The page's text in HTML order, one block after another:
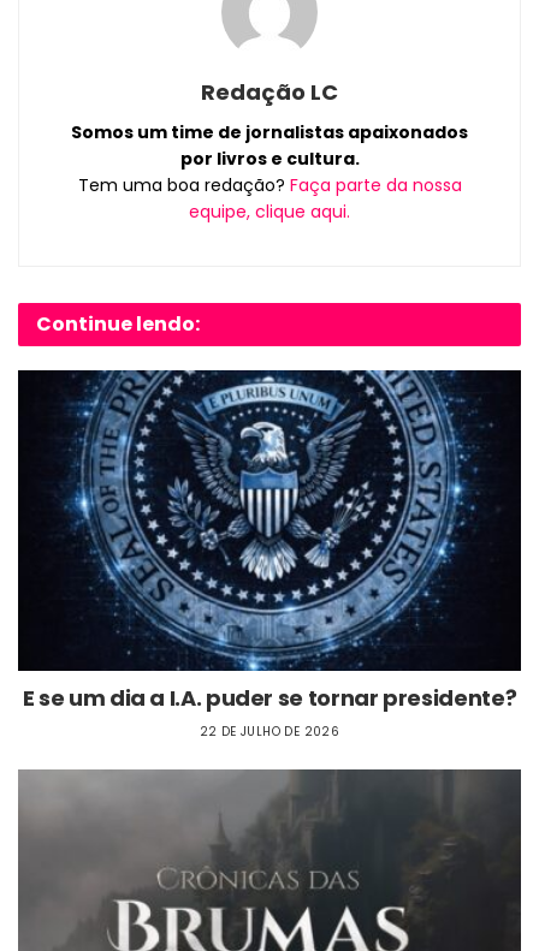
Redação LC
Somos um time de jornalistas apaixonados
por livros e cultura.
Tem uma boa redação? Faça parte da nossa
equipe, clique aqui.
Continue lendo:
E se um dia a I.A. puder se tornar presidente?
22 DE JULHO DE 2026